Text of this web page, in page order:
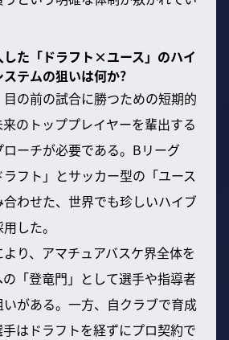
した「ドラフト×ユース」のハイ
テムの狙いは何か?
の前の試合に勝つための短期的
のトッププレイヤーを輩出する
ーチが必要である。Bリーグ
フト」とサッカー型の「ユース
わせた、世界でも珍しいハイブ
した。
り、アマチュアバスケ界全体を
「登竜門」として選手や指導者
がある。一方、自クラブで育成
はドラフトを経ずにプロ契約で